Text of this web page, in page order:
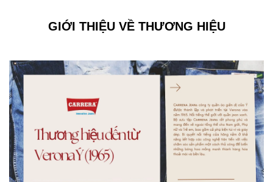
GIỚI THIỆU VỀ THƯƠNG HIỆU